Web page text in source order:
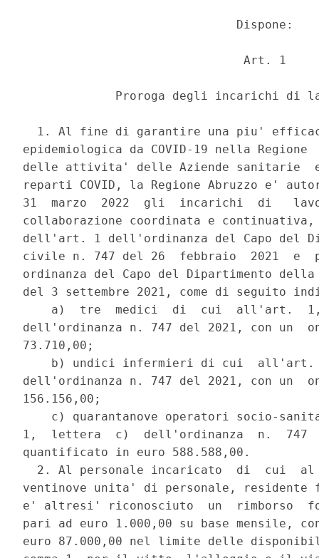
                              Dispone:
                               Art. 1
Proroga degli incarichi di
1. Al fine di garantire una piu'
epidemiologica da COVID-19 nella
delle attivita' delle Aziende sanitarie
reparti COVID, la Regione Abruzzo e'
31  marzo  2022  gli  incarichi  di
collaborazione coordinata e
dell'art. 1 dell'ordinanza del Capo del
civile n. 747 del 26  febbraio  2021  e
ordinanza del Capo del Dipartimento
del 3 settembre 2021, come di seguito
a)  tre  medici  di  cui  all'art.
dell'ordinanza n. 747 del 2021, con un
73.710,00;
b) undici infermieri di cui
dell'ordinanza n. 747 del 2021, con un
156.156,00;
c) quarantanove operatori socio-
1,  lettera  c)  dell'ordinanza  n.  747
quantificato in euro 588.588,00.
2. Al personale incaricato  di  cui
ventinove unita' di personale, residente
e' altresi' riconosciuto  un  rimborso
pari ad euro 1.000,00 su base mensile,
euro 87.000,00 nel limite delle